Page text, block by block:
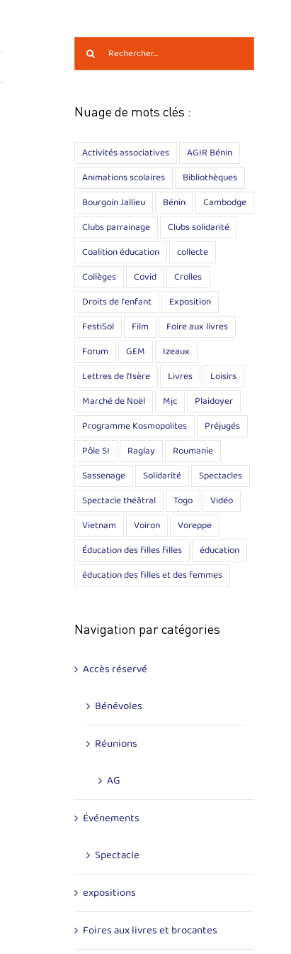
Rechercher:
Nuage de mots clés :
Activités associatives
AGIR Bénin
Animations scolaires
Bibliothèques
Bourgoin Jallieu
Bénin
Cambodge
Clubs parrainage
Clubs solidarité
Coalition éducation
collecte
Collèges
Covid
Crolles
Droits de l'enfant
Exposition
FestiSol
Film
Foire aux livres
Forum
GEM
Izeaux
Lettres de l'Isère
Livres
Loisirs
Marché de Noël
Mjc
Plaidoyer
Programme Kosmopolites
Préjugés
Pôle SI
Raglay
Roumanie
Sassenage
Solidarité
Spectacles
Spectacle théâtral
Togo
Vidéo
Vietnam
Voiron
Voreppe
Éducation des filles filles
éducation
éducation des filles et des femmes
Navigation par catégories
Accès réservé
Bénévoles
Réunions
AG
Événements
Spectacle
expositions
Foires aux livres et brocantes